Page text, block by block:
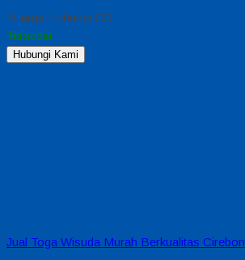
*Harga Hubungi CS
Tersedia
Hubungi Kami
Jual Toga Wisuda Murah Berkualitas Cirebon